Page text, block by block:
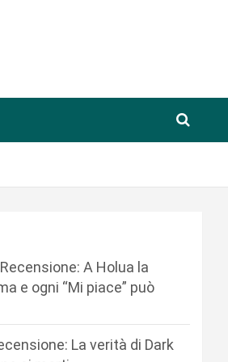
A Holua la
e ogni “Mi piace” può
La verità di Dark